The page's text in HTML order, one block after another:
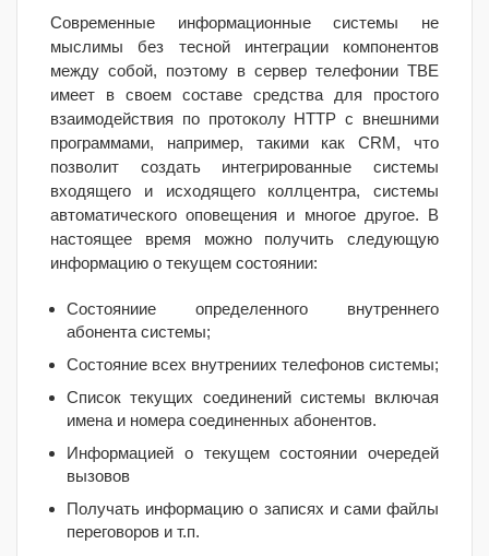
Современные информационные системы не
мыслимы без тесной интеграции компонентов
между собой, поэтому в сервер телефонии TBE
имеет в своем составе средства для простого
взаимодействия по протоколу HTTP c внешними
программами, например, такими как CRM, что
позволит создать интегрированные системы
входящего и исходящего коллцентра, системы
автоматического оповещения и многое другое. В
настоящее время можно получить следующую
информацию о текущем состоянии:
Состояниие определенного внутреннего
абонента системы;
Состояние всех внутрениих телефонов системы;
Список текущих соединений системы включая
имена и номера соединенных абонентов.
Информацией о текущем состоянии очередей
вызовов
Получать информацию о записях и сами файлы
переговоров и т.п.